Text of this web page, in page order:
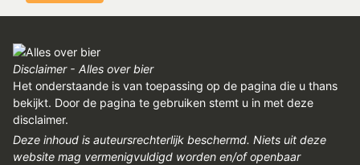
Disclaimer - Alles over bier
Het onderstaande is van toepassing op de pagina die u thans
bekijkt. Door de pagina te gebruiken stemt u in met deze
disclaimer.
Deze inhoud is auteursrechterlijk beschermd. Niets uit deze
website mag vermenigvuldigd worden en/of openbaar